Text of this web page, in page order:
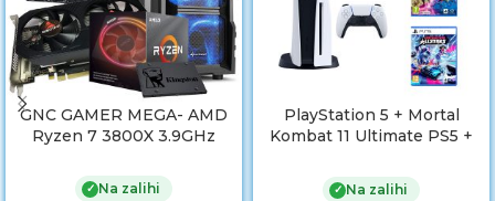
GNC GAMER MEGA- AMD
Ryzen 7 3800X 3.9GHz
✓ Na zalihi
PlayStation 5 + Mortal
Kombat 11 Ultimate PS5 +
Destruction
✓ Na zalihi